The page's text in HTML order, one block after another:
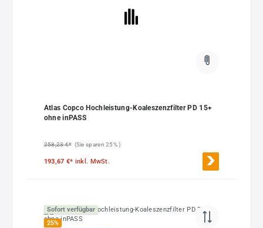
Atlas Copco Hochleistung-Koaleszenzfilter PD 15+
ohne inPASS
258,23 €* (Sie sparen 25% )
193,67 €* inkl. MwSt.
Sofort verfügbar
25%